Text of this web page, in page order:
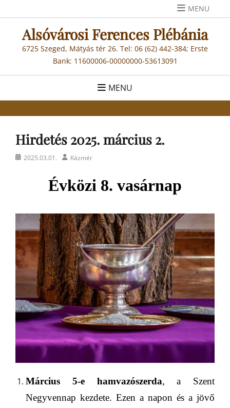
to
content
MENU
Alsóvárosi Ferences Plébánia
6725 Szeged, Mátyás tér 26. Tel: 06 (62) 442-384; Erste
Bank: 11600006-00000000-53613091
MENU
Hirdetés 2025. március 2.
Posted2025.03.01. AuthorKázmér
Évközi 8. vasárnap
Március 5-ehamvazószerda, a Szent
Negyvennap kezdete. Ezen a napon és a jövő